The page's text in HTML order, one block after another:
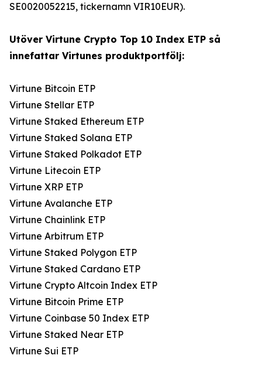
SE0020052215, tickernamn VIR10EUR).
Utöver Virtune Crypto Top 10 Index ETP så
innefattar Virtunes produktportfölj:
Virtune Bitcoin ETP
Virtune Stellar ETP
Virtune Staked Ethereum ETP
Virtune Staked Solana ETP
Virtune Staked Polkadot ETP
Virtune Litecoin ETP
Virtune XRP ETP
Virtune Avalanche ETP
Virtune Chainlink ETP
Virtune Arbitrum ETP
Virtune Staked Polygon ETP
Virtune Staked Cardano ETP
Virtune Crypto Altcoin Index ETP
Virtune Bitcoin Prime ETP
Virtune Coinbase 50 Index ETP
Virtune Staked Near ETP
Virtune Sui ETP